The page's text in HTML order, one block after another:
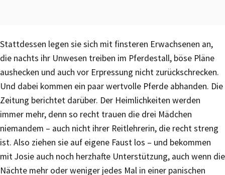
Stattdessen legen sie sich mit finsteren Erwachsenen an,
die nachts ihr Unwesen treiben im Pferdestall, böse Pläne
aushecken und auch vor Erpressung nicht zurückschrecken.
Und dabei kommen ein paar wertvolle Pferde abhanden. Die
Zeitung berichtet darüber. Der Heimlichkeiten werden
immer mehr, denn so recht trauen die drei Mädchen
niemandem – auch nicht ihrer Reitlehrerin, die recht streng
ist. Also ziehen sie auf eigene Faust los – und bekommen
mit Josie auch noch herzhafte Unterstützung, auch wenn die
Nächte mehr oder weniger jedes Mal in einer panischen